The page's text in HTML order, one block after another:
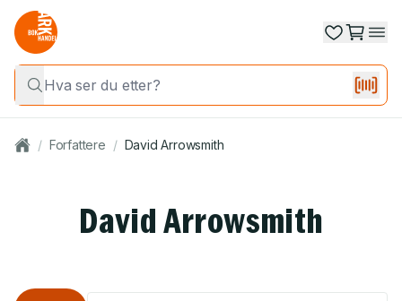
/ Forfattere / David Arrowsmith
David Arrowsmith